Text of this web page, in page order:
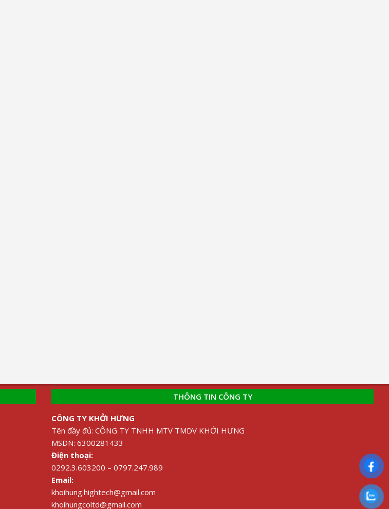
THÔNG TIN CÔNG TY
CÔNG TY KHỞI HƯNG
Tên đầy đủ: CÔNG TY TNHH MTV TMDV KHỞI HƯNG
MSDN: 6300281433
Điện thoại:
0292.3.603200 – 0797.247.989
Email:
khoihung.hightech@gmail.com
khoihungcoltd@gmail.com